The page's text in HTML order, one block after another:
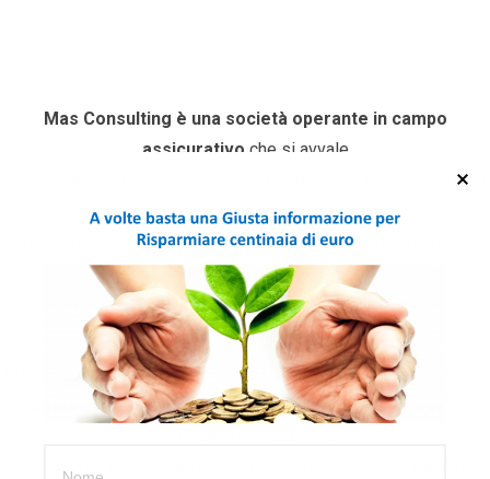
Mas Consulting è una società operante in campo
assicurativo che si avvale
di importanti Compagnie italiane ed estere, con la particolarità di
“confezionare su misura”
programmi atti a soddisfare le più svariate esigenze, dalla
famiglia all’artigiano,
dal commerciante al professionista, dalla piccola alla medio
azienda.
Mas Consulting si avvale di professionisti di solida esperienza
operatori del settore assicurativo da oltre trenta anni
attraverso una costante opera di formazione le cui basi si